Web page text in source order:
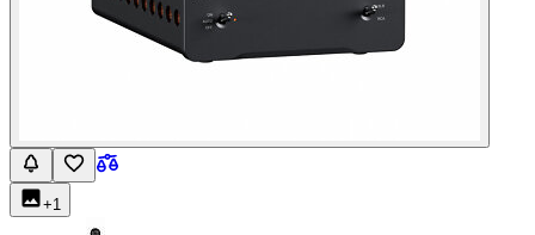
+1